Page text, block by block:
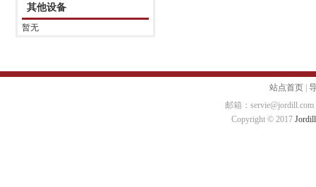
其他设备
暂无
站点首页
邮箱：
Copyright © 2017 Jordill